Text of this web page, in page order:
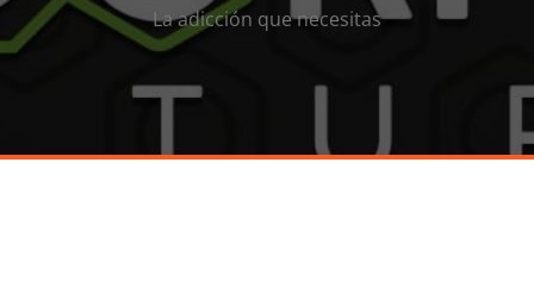
La adicción que necesitas